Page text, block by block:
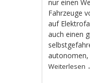
nur einen
Fahrzeuge
auf
auch einen
autonomen,
Weiterlesen